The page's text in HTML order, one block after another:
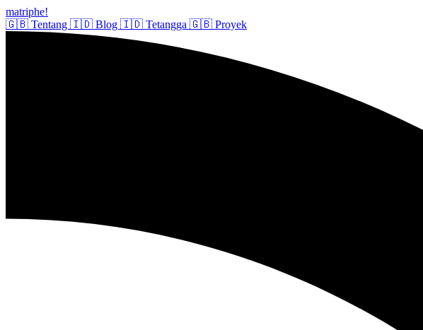
matriphe!
🇬🇧 Tentang 🇮🇩 Blog 🇮🇩 Tetangga 🇬🇧 Proyek